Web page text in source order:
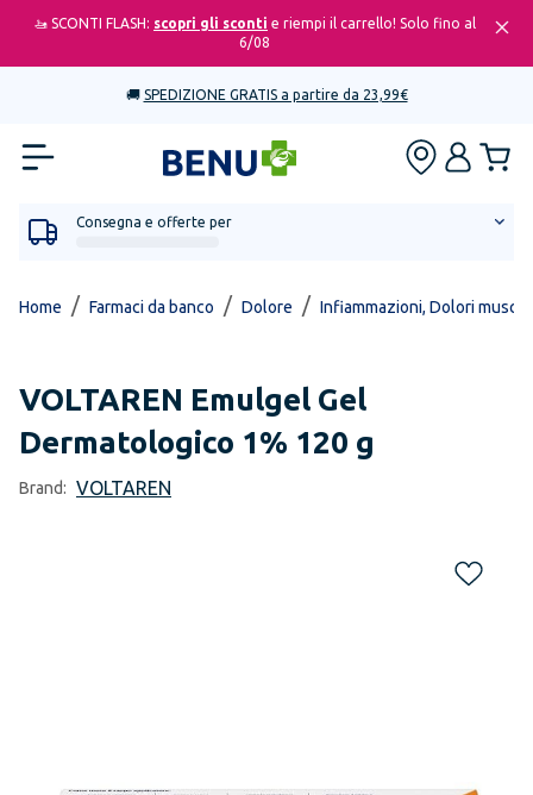
🚤 SCONTI FLASH: scopri gli sconti e riempi il carrello! Solo fino al
6/08
🚚 SPEDIZIONE GRATIS a partire da 23,99€
Consegna e offerte per
Home / Farmaci da banco / Dolore / Infiammazioni, Dolori
VOLTAREN Emulgel Gel
Dermatologico 1% 120 g
Brand: VOLTAREN